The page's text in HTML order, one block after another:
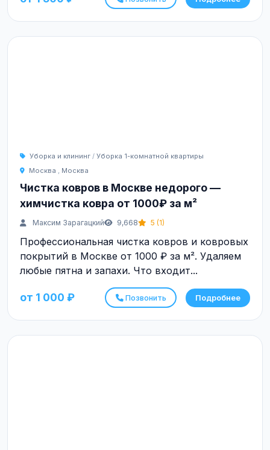
Уборка и клининг / Уборка 1-комнатной квартиры
Москва , Москва
Чистка ковров в Москве недорого —
химчистка ковра от 1000₽ за м²
Максим Зарагацкий 9,668 5 (1)
Профессиональная чистка ковров и ковровых
покрытий в Москве от 1000 ₽ за м². Удаляем
любые пятна и запахи. Что входит...
от 1 000 ₽ Позвонить Подробнее